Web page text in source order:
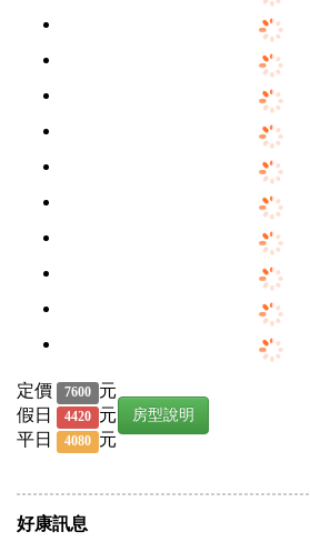
定價 7600 元
假日
4420 元
平日
4080 元
房型說明
好康訊息